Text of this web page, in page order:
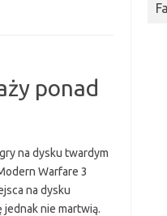
ponad
na dysku twardym
Warfare 3
na dysku
nie martwią.